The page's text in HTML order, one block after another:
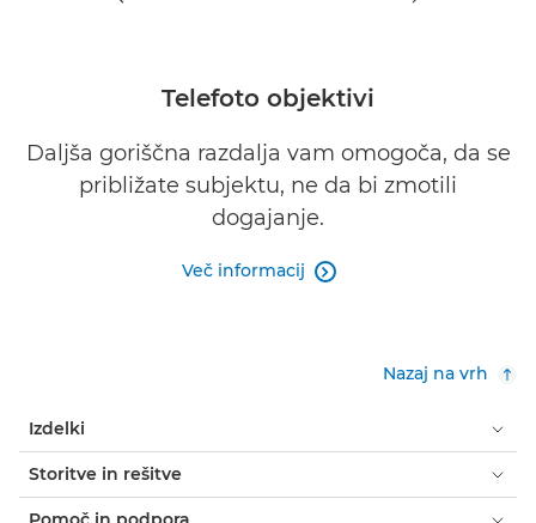
Telefoto objektivi
Daljša goriščna razdalja vam omogoča, da se
približate subjektu, ne da bi zmotili
dogajanje.
Več informacij 
Nazaj na vrh
Izdelki
Storitve in rešitve